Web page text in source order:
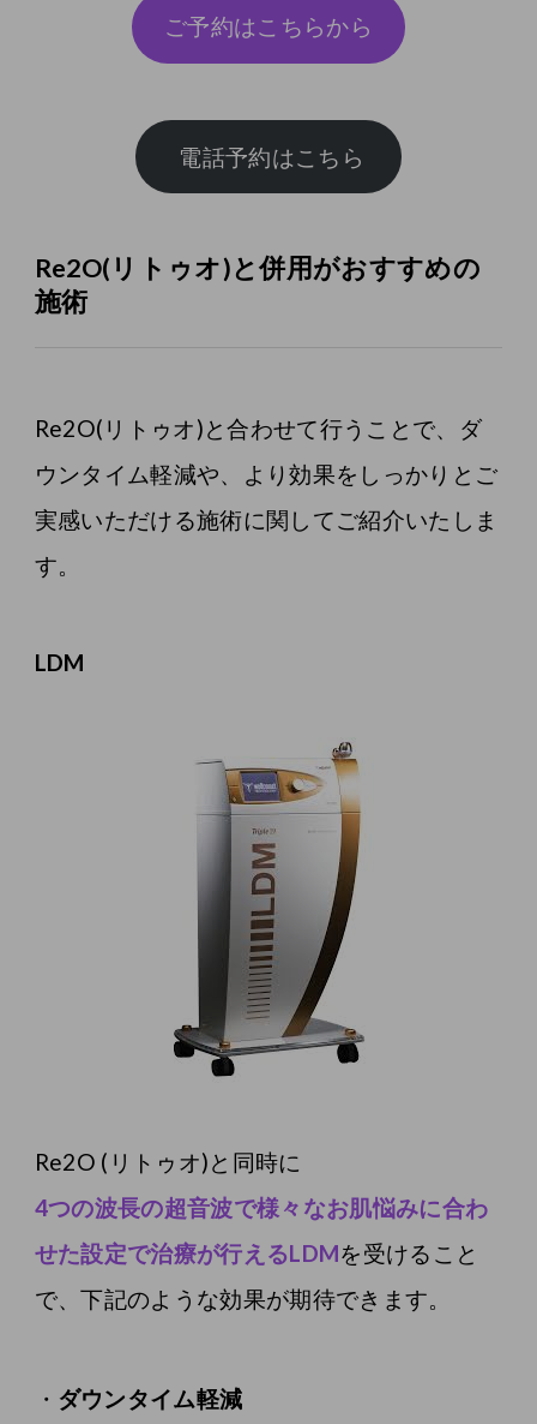
ご予約はこちらから
Re2O(リトゥオ)と併用がおすすめの
施術
Re2O(リトゥオ)と合わせて行うことで、ダ
ウンタイム軽減や、より効果をしっかりとご
実感いただける施術に関してご紹介いたしま
す。
LDM
Re2O (リトゥオ)と同時に
4つの波長の超音波で様々なお肌悩みに合わ
せた設定で治療が行えるLDMを受けること
で、下記のような効果が期待できます。
ダウンタイム軽減